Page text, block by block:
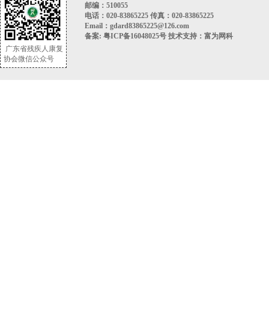
广东省残疾人康复
协会微信公众号
邮编：510055
电话：020-83865225 传真：020-83865225
Email：gdard83865225@126.com
备案: 粤ICP备16048025号 技术支持： 富为网科